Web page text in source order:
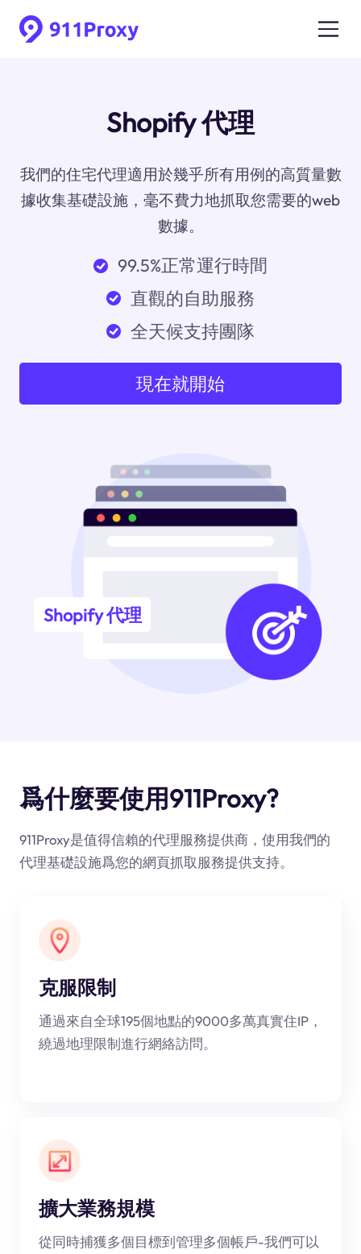
Shopify 代理
我們的住宅代理適用於幾乎所有用例的高質量數
據收集基礎設施，毫不費力地抓取您需要的web
數據。
99.5%正常運行時間
直觀的自助服務
全天候支持團隊
現在就開始
Shopify 代理
爲什麼要使用911Proxy?
911Proxy是值得信賴的代理服務提供商，使用我們的
代理基礎設施爲您的網頁抓取服務提供支持。
克服限制
通過來自全球195個地點的9000多萬真實住IP，
繞過地理限制進行網絡訪問。
擴大業務規模
從同時捕獲多個目標到管理多個帳戶-我們可以